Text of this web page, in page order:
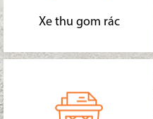
Xe thu gom rác